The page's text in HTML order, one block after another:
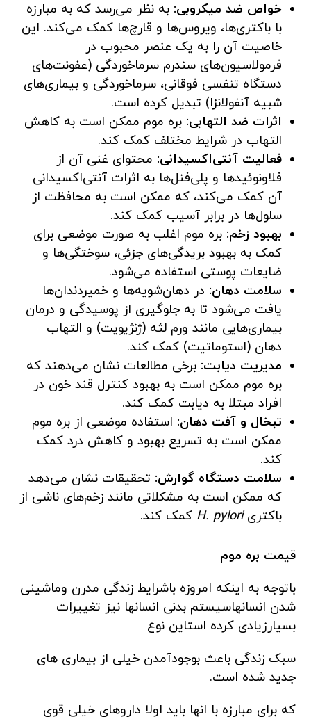
خواص ضد میکروبی: به نظر می‌رسد که به مبارزه
با باکتری‌ها، ویروس‌ها و قارچ‌ها کمک می‌کند. این
خاصیت آن را به یک عنصر محبوب در
فرمولاسیون‌های سندرم سرماخوردگی (عفونت‌های
دستگاه تنفسی فوقانی، سرماخوردگی و بیماری‌های
شبیه آنفولانزا) تبدیل کرده است.
اثرات ضد التهابی: بره موم ممکن است به کاهش
التهاب در شرایط مختلف کمک کند.
فعالیت آنتی‌اکسیدانی: محتوای غنی آن از
فلاونوئیدها و پلی‌فنل‌ها به اثرات آنتی‌اکسیدانی
آن کمک می‌کند، که ممکن است به محافظت از
سلول‌ها در برابر آسیب کمک کند.
بهبود زخم: بره موم اغلب به صورت موضعی برای
کمک به بهبود بریدگی‌های جزئی، سوختگی‌ها و
ضایعات پوستی استفاده می‌شود.
سلامت دهان: در دهان‌شویه‌ها و خمیردندان‌ها
یافت می‌شود تا به جلوگیری از پوسیدگی و درمان
بیماری‌هایی مانند ورم لثه (ژنژیویت) و التهاب
دهان (استوماتیت) کمک کند.
مدیریت دیابت: برخی مطالعات نشان می‌دهند که
بره موم ممکن است به بهبود کنترل قند خون در
افراد مبتلا به دیابت کمک کند.
تبخال و آفت دهان: استفاده موضعی از بره موم
ممکن است به تسریع بهبود و کاهش درد کمک
کند.
سلامت دستگاه گوارش: تحقیقات نشان می‌دهد
که ممکن است به مشکلاتی مانند زخم‌های ناشی از
باکتریH. pylori کمک کند.
قیمت بره موم
باتوجه به اینکه امروزه باشرایط زندگی مدرن وماشینی
شدن انسانهاسیستم بدنی انسانها نیز تغییرات
بسیارزیادی کرده استاین نوع
سبک زندگی باعث بوجودآمدن خیلی از بیماری های
جدید شده است.
که برای مبارزه با انها باید اولا داروهای خیلی قوی